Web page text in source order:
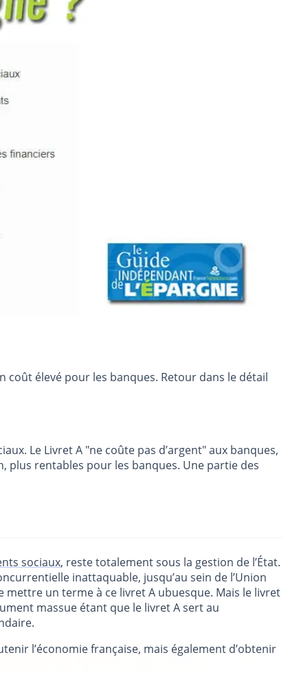
élevé pour les banques. Retour dans le détail
Le Livret A "ne coûte pas d’argent" aux banques,
plus rentables pour les banques. Une partie des
sociaux, reste totalement sous la gestion de l’État.
inattaquable, jusqu’au sein de l’Union
mettre un terme à ce livret A ubuesque. Mais le livret
massue étant que le livret A sert au
l’économie française, mais également d’obtenir